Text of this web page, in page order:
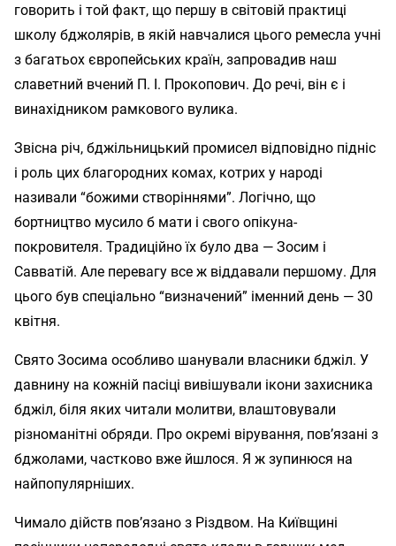
говорить і той факт, що першу в світовій практиці
школу бджолярів, в якій навчалися цього ремесла учні
з багатьох європейських країн, запровадив наш
славетний вчений П. І. Прокопович. До речі, він є і
винахідником рамкового вулика.
Звісна річ, бджільницький промисел відповідно підніс
і роль цих благородних комах, котрих у народі
називали “божими створіннями”. Логічно, що
бортництво мусило б мати і свого опікуна-
покровителя. Традиційно їх було два — Зосим і
Савватій. Але перевагу все ж віддавали першому. Для
цього був спеціально “визначений” іменний день — 30
квітня.
Свято Зосима особливо шанували власники бджіл. У
давнину на кожній пасіці вивішували ікони захисника
бджіл, біля яких читали молитви, влаштовували
різноманітні обряди. Про окремі вірування, пов’язані з
бджолами, частково вже йшлося. Я ж зупинюся на
найпопулярніших.
Чимало дійств пов’язано з Різдвом. На Київщині